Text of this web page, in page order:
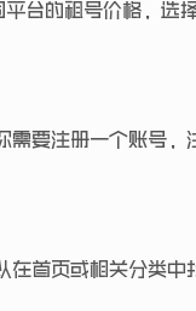
台的租号价格，选
需要注册一个账号
在首页或相关分类中